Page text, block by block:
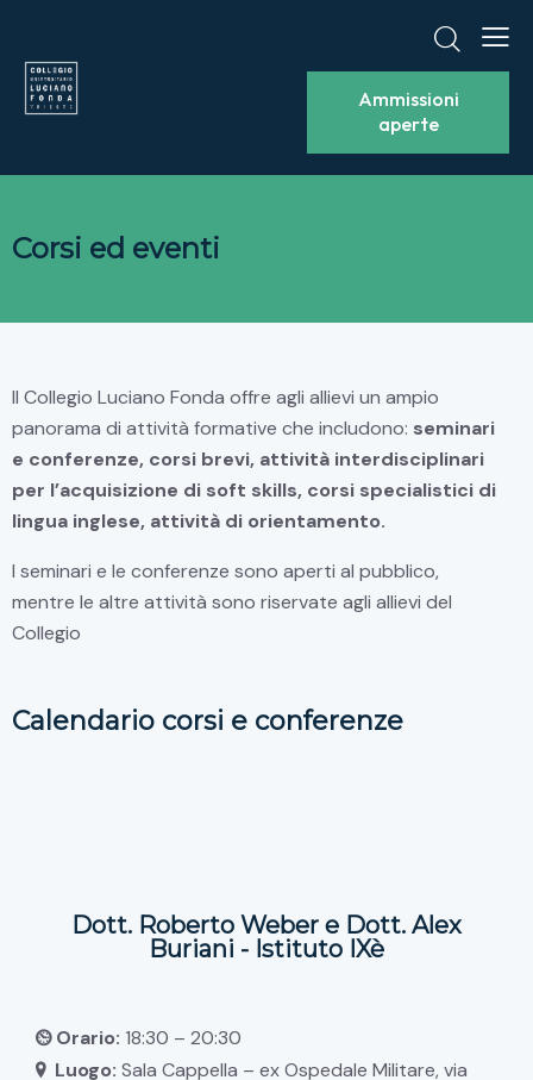
Ammissioni
aperte
Corsi ed eventi​
Il Collegio Luciano Fonda offre agli allievi un ampio
panorama di attività formative che includono: seminari
e conferenze, corsi brevi, attività interdisciplinari
per l’acquisizione di soft skills, corsi specialistici di
lingua inglese, attività di orientamento.
I seminari e le conferenze sono aperti al pubblico,
mentre le altre attività sono riservate agli allievi del
Collegio
Calendario corsi e conferenze
Dott. Roberto Weber e Dott. Alex
Buriani - Istituto IXè
Orario: 18:30 – 20:30
Luogo: Sala Cappella – ex Ospedale Militare, via